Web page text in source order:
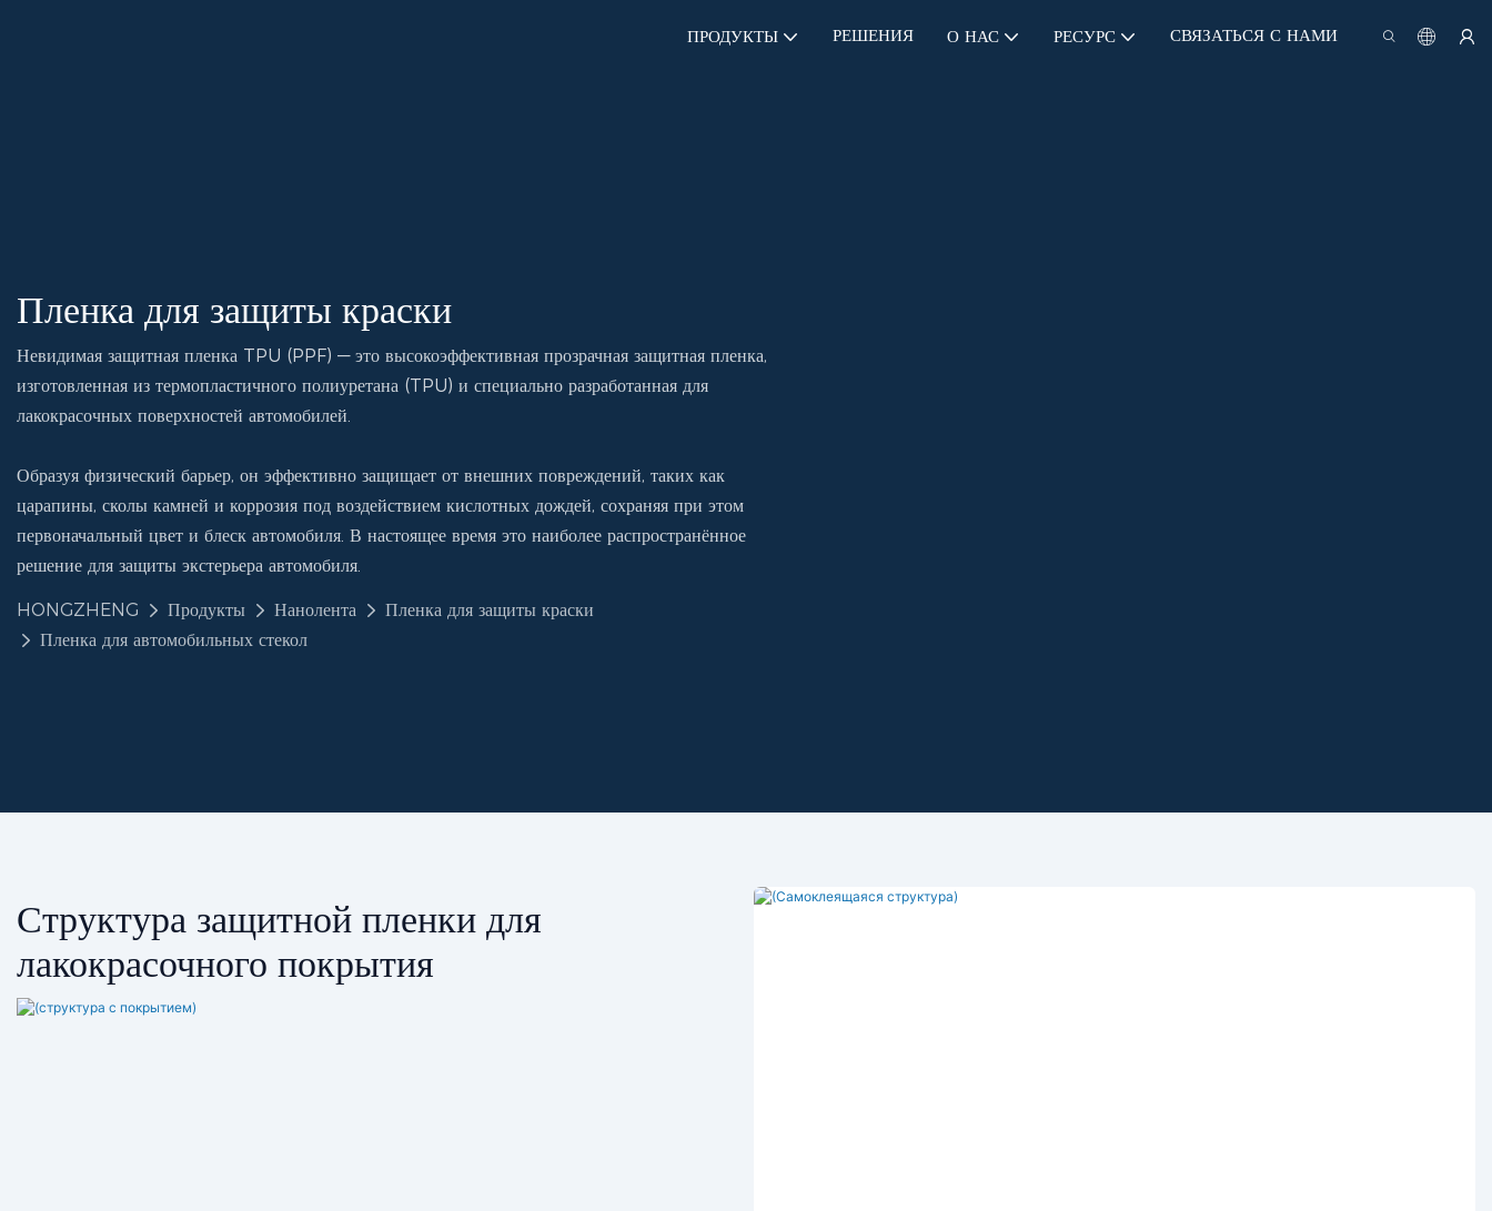
ПРОДУКТЫ РЕШЕНИЯ О НАС РЕСУРС СВЯЗАТЬСЯ С НАМИ
Пленка для защиты краски
Невидимая защитная пленка TPU (PPF) — это высокоэффективная прозрачная защитная пленка,
изготовленная из термопластичного полиуретана (TPU) и специально разработанная для
лакокрасочных поверхностей автомобилей.
Образуя физический барьер, он эффективно защищает от внешних повреждений, таких как
царапины, сколы камней и коррозия под воздействием кислотных дождей, сохраняя при этом
первоначальный цвет и блеск автомобиля. В настоящее время это наиболее распространённое
решение для защиты экстерьера автомобиля.
HONGZHENG Продукты Нанолента
Пленка для защиты краски
Пленка для автомобильных стекол
Структура защитной пленки для
лакокрасочного покрытия